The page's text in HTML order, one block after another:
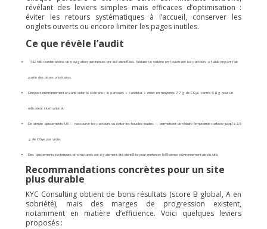
révélant des leviers simples mais efficaces d’optimisation :
éviter les retours systématiques à l’accueil, conserver les
onglets ouverts ou encore limiter les pages inutiles.
Ce que révèle l’audit
742 560 combinaisons de navigation pertinentes ont été identifiées. Réduire ce volume en favorisant les parcours à faible impact fait
partie des pistes prioritaires.
L’impact environnemental varie selon le scénario : le parcours « candidat » émet en moyenne 7,7 g de CO₂e, contre 3,8 g pour un
utilisateur international.
De simple ajustements UX — raccourcir les parcours ou éviter les boucles inutiles — permettent de réduire l’empreinte carbone jusqu’à 2,5
g de CO₂e par visite.
Des ajustements techniques et structurels ont également été identifiés pour renforcer l’efficience environnementale du site.
Recommandations concrètes pour un site
plus durable
KYC Consulting obtient de bons résultats (score B global, A en
sobriété), mais des marges de progression existent,
notamment en matière d’efficience. Voici quelques leviers
proposés :